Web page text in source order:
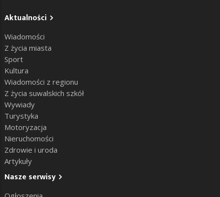
Aktualności
Wiadomości
Z życia miasta
Sport
Kultura
Wiadomości z regionu
Z życia suwalskich szkół
Wywiady
Turystyka
Motoryzacja
Nieruchomości
Zdrowie i uroda
Artykuły
Nasze serwisy